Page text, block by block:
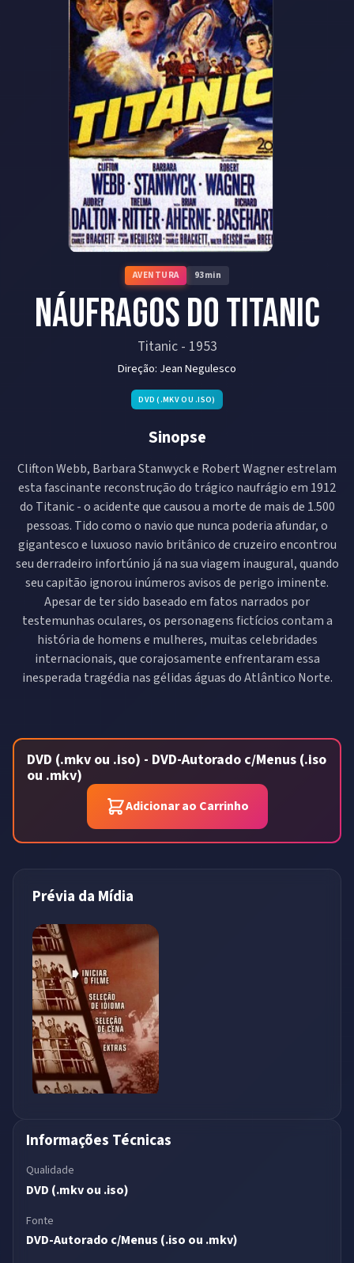
AVENTURA 93min
Náufragos do Titanic
Titanic- 1953
Direção: Jean Negulesco
DVD (.MKV OU .ISO)
Sinopse
Clifton Webb, Barbara Stanwyck e Robert Wagner estrelam
esta fascinante reconstrução do trágico naufrágio em 1912
do Titanic - o acidente que causou a morte de mais de 1.500
pessoas. Tido como o navio que nunca poderia afundar, o
gigantesco e luxuoso navio britânico de cruzeiro encontrou
seu derradeiro infortúnio já na sua viagem inaugural, quando
seu capitão ignorou inúmeros avisos de perigo iminente.
Apesar de ter sido baseado em fatos narrados por
testemunhas oculares, os personagens fictícios contam a
história de homens e mulheres, muitas celebridades
internacionais, que corajosamente enfrentaram essa
inesperada tragédia nas gélidas águas do Atlântico Norte.
DVD (.mkv ou .iso) - DVD-Autorado c/Menus (.iso
ou .mkv)
Adicionar ao Carrinho
Prévia da Mídia
Informações Técnicas
Qualidade
DVD (.mkv ou .iso)
Fonte
DVD-Autorado c/Menus (.iso ou .mkv)